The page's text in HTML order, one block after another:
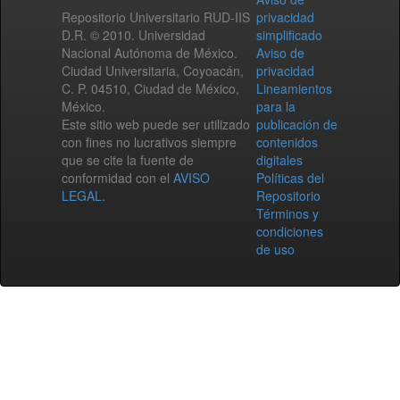
Repositorio Universitario RUD-IIS
D.R. © 2010. Universidad
Nacional Autónoma de México.
Ciudad Universitaria, Coyoacán,
C. P. 04510, Ciudad de México,
México.
Este sitio web puede ser utilizado
con fines no lucrativos siempre
que se cite la fuente de
conformidad con el AVISO
LEGAL.
privacidad
simplificado
Aviso de
privacidad
Lineamientos
para la
publicación de
contenidos
digitales
Políticas del
Repositorio
Términos y
condiciones
de uso